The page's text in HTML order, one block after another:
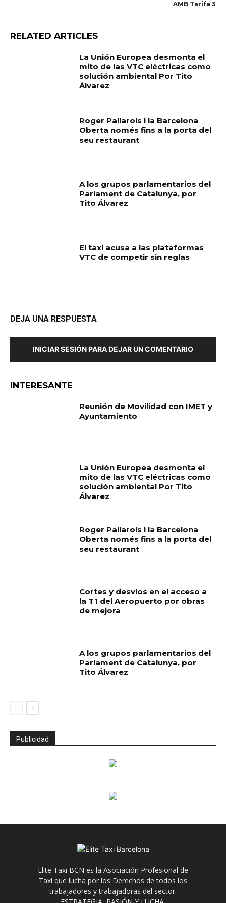
AMB Tarifa 3
RELATED ARTICLES
La Unión Europea desmonta el
mito de las VTC eléctricas como
solución ambiental Por Tito
Álvarez
Roger Pallarols i la Barcelona
Oberta només fins a la porta del
seu restaurant
A los grupos parlamentarios del
Parlament de Catalunya, por
Tito Álvarez
El taxi acusa a las plataformas
VTC de competir sin reglas
DEJA UNA RESPUESTA
INICIAR SESIÓN PARA DEJAR UN COMENTARIO
INTERESANTE
Reunión de Movilidad con IMET y
Ayuntamiento
La Unión Europea desmonta el
mito de las VTC eléctricas como
solución ambiental Por Tito
Álvarez
Roger Pallarols i la Barcelona
Oberta només fins a la porta del
seu restaurant
Cortes y desvíos en el acceso a
la T1 del Aeropuerto por obras
de mejora
A los grupos parlamentarios del
Parlament de Catalunya, por
Tito Álvarez
Publicidad
Elite Taxi BCN es la Asociación Profesional de
Taxi que lucha por los Derechos de todos los
trabajadores y trabajadoras del sector.